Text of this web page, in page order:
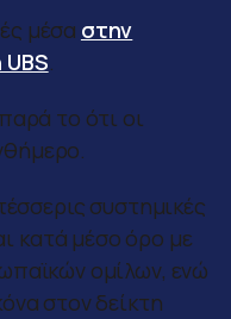
μέσα στην
.
το ότι οι
συστημικές
κατά μέσο όρο με
ομίλων, ενώ
στον δείκτη